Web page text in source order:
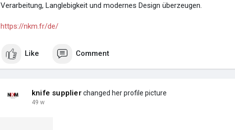
Verarbeitung, Langlebigkeit und modernes Design überzeugen.
https://nkm.fr/de/
Like Comment
knife supplierchanged her profile picture
49 w